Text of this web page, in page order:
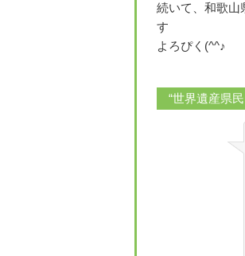
続いて、和歌山
す
よろぴく(^^♪
“世界遺産県